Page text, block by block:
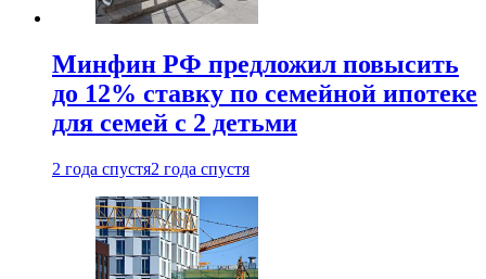
Минфин РФ предложил повысить
до 12% ставку по семейной ипотеке
для семей с 2 детьми
2 года спустя2 года спустя